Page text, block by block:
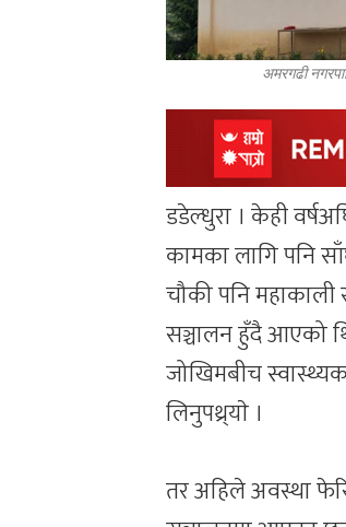
अमरगढी
डडेल्धुरा । केही
कामका लागि पनि
चौकी पनि
सञ्चालन हुँदै आएको
जोखिमबीच
लिनुपथ्र्याे ।
तर अहिले अवस्था